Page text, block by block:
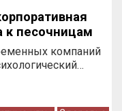
к песочницам
компаний